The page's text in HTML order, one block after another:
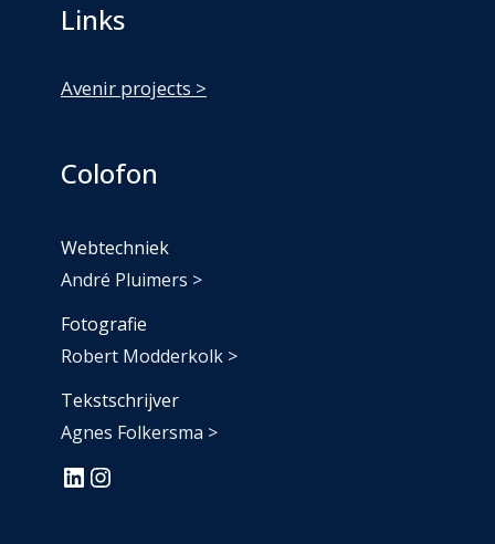
Links
Avenir projects >
Colofon
Webtechniek
André Pluimers >
Fotografie
Robert Modderkolk >
Tekstschrijver
Agnes Folkersma >
# #